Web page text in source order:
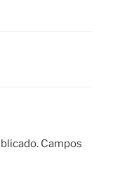
Campos